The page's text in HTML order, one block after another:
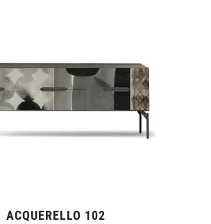
ACQUERELLO 102